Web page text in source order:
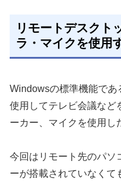
リモートデスクト
ラ・マイクを使用
Windowsの標準機能で
使用してテレビ会議など
ーカー、マイクを使用し
今回はリモート先のパソ
ーが搭載されていなくて